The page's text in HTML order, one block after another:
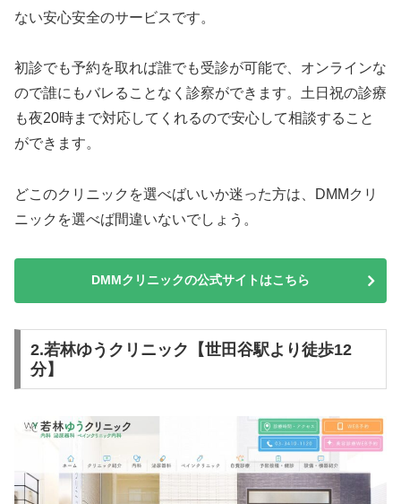
ない安心安全のサービスです。
初診でも予約を取れば誰でも受診が可能で、オンラインな
ので誰にもバレることなく診察ができます。土日祝の診療
も夜20時まで対応してくれるので安心して相談すること
ができます。
どこのクリニックを選べばいいか迷った方は、DMMクリ
ニックを選べば間違いないでしょう。
DMMクリニックの公式サイトはこちら
2.若林ゆうクリニック【世田谷駅より徒歩12
分】